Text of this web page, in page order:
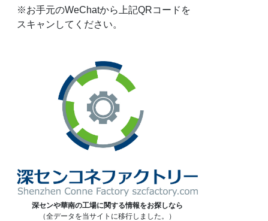
※お手元のWeChatから上記QRコードを
スキャンしてください。
深センや華南の工場に関する情報をお探しなら
（全データを当サイトに移行しました。）